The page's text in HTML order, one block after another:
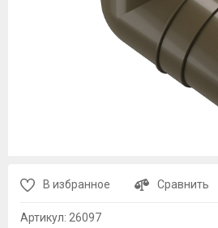
В избранное Сравнить
Артикул: 26097